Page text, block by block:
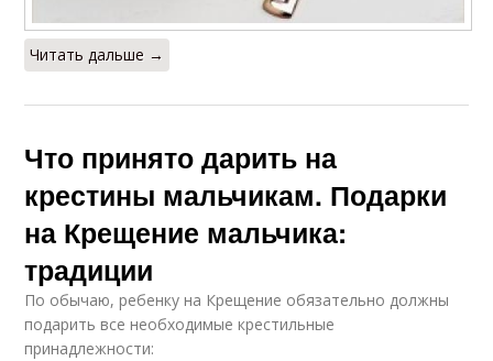
Читать дальше →
Что принято дарить на
крестины мальчикам. Подарки
на Крещение мальчика:
традиции
По обычаю, ребенку на Крещение обязательно должны
подарить все необходимые крестильные
принадлежности: